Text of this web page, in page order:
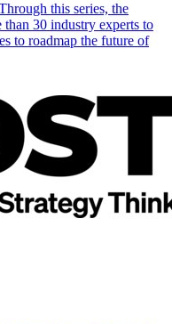
this series, the
30 industry experts to
to roadmap the future of